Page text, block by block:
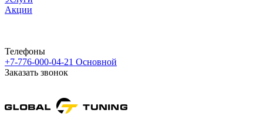
Акции
Телефоны
+7-776-000-04-21 Основной
Заказать звонок